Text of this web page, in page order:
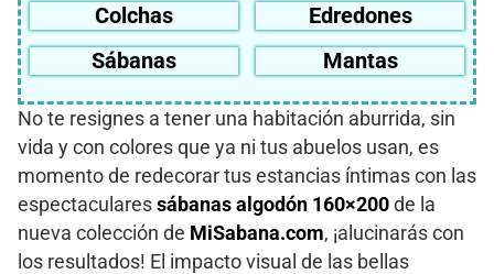
Colchas
Edredones
Sábanas
Mantas
No te resignes a tener una habitación aburrida, sin
vida y con colores que ya ni tus abuelos usan, es
momento de redecorar tus estancias íntimas con las
espectaculares sábanas algodón 160×200 de la
nueva colección de MiSabana.com, ¡alucinarás con
los resultados! El impacto visual de las bellas